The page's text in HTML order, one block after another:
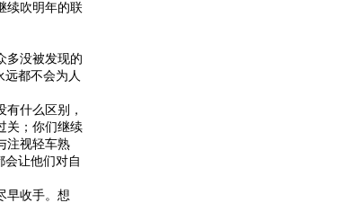
续吹明年的联
没被发现的
远都不会为人
什么区别，
关；你们继续
注视轻车熟
会让他们对自
早收手。想